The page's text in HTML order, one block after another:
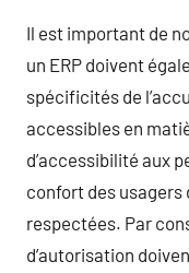
Il est important de
un ERP doivent
spécificités de
accessibles en
d’accessibilité aux
confort des
respectées. Par
d’autorisation